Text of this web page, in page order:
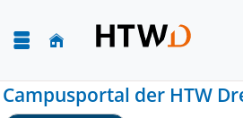
Campusportal der HTW